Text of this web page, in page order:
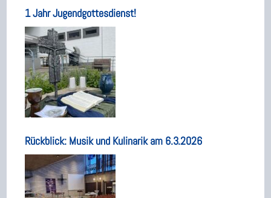
1 Jahr Jugendgottesdienst!
Rückblick: Musik und Kulinarik am 6.3.2026